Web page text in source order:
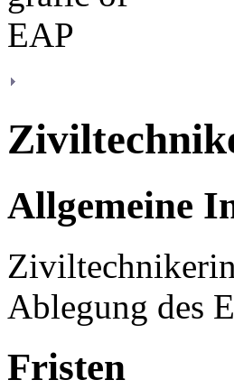
Allgemeine
Ablegung des
Fristen